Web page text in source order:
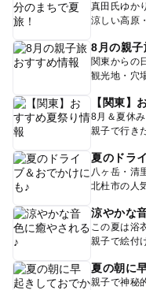
真田氏ゆか
涼しい高原
8月の親子
関東からの
観光地・穴
【関東】
8月＆夏休
親子で行き
夏のドラ
八ヶ岳・清
北杜市の人
涼やかな
この夏は浴
親子で絵付
夏の朝に
親子で神秘